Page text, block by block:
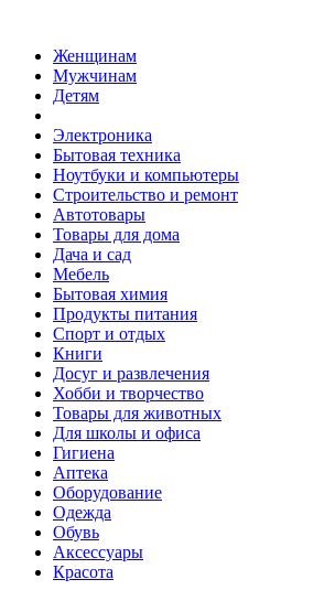
Женщинам
Мужчинам
Детям
Электроника
Бытовая техника
Ноутбуки и компьютеры
Строительство и ремонт
Автотовары
Товары для дома
Дача и сад
Мебель
Бытовая химия
Продукты питания
Спорт и отдых
Книги
Досуг и развлечения
Хобби и творчество
Товары для животных
Для школы и офиса
Гигиена
Аптека
Оборудование
Одежда
Обувь
Аксессуары
Красота